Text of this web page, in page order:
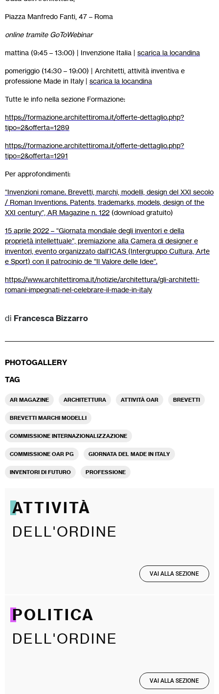
Piazza Manfredo Fanti, 47 – Roma
online tramite GoToWebinar
mattina (9:45 – 13:00) | Invenzione Italia | scarica la locandina
pomeriggio (14:30 – 19:00) | Architetti, attività inventiva e
professione Made in Italy | scarica la locandina
Tutte le info nella sezione Formazione:
https://formazione.architettiroma.it/offerte-dettaglio.php?
tipo=2&offerta=1289
https://formazione.architettiroma.it/offerte-dettaglio.php?
tipo=2&offerta=1291
Per approfondimenti:
“Invenzioni romane. Brevetti, marchi, modelli, design del XXI secolo
/ Roman Inventions. Patents, trademarks, models, design of the
XXI century”, AR Magazine n. 122 (download gratuito)
15 aprile 2022 – “Giornata mondiale degli inventori e della
proprietà intellettuale”, premiazione alla Camera di designer e
inventori, evento organizzato dall’ICAS (Intergruppo Cultura, Arte
e Sport) con il patrocinio de “Il Valore delle Idee”.
https://www.architettiroma.it/notizie/architettura/gli-architetti-
romani-impegnati-nel-celebrare-il-made-in-italy
di Francesca Bizzarro
PHOTOGALLERY
TAG
AR MAGAZINE ARCHITETTURA ATTIVITÀ OAR BREVETTI
BREVETTI MARCHI MODELLI
COMMISSIONE INTERNAZIONALIZZAZIONE
COMMISSIONE OAR PG GIORNATA DEL MADE IN ITALY
INVENTORI DI FUTURO PROFESSIONE
ATTIVITÀ
DELL'ORDINE
VAI ALLA SEZIONE
POLITICA
DELL'ORDINE
VAI ALLA SEZIONE